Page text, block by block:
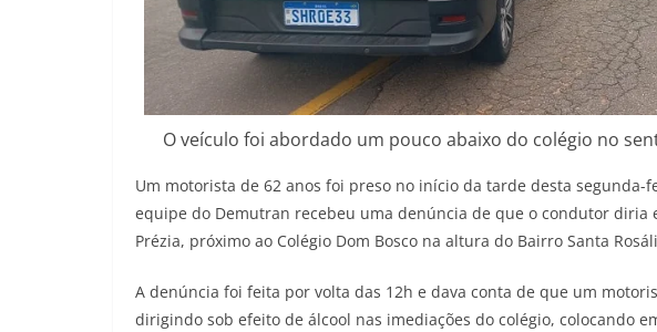
O veículo foi abordado um pouco abaixo do colégio no
Um motorista de 62 anos foi preso no início da tarde desta segunda-
equipe do Demutran recebeu uma denúncia de que o condutor diria
Prézia, próximo ao Colégio Dom Bosco na altura do Bairro Santa
A denúncia foi feita por volta das 12h e dava conta de que um
dirigindo sob efeito de álcool nas imediações do colégio, colocando